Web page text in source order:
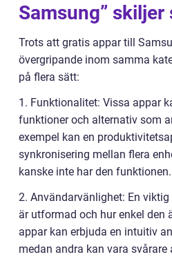
Samsung” skiljer
Trots att gratis appar till
övergripande inom samma
på flera sätt:
1. Funktionalitet: Vissa appar
funktioner och alternativ som
exempel kan en
synkronisering mellan flera
kanske inte har den funktionen.
2. Användarvänlighet: En
är utformad och hur enkel den
appar kan erbjuda en intuitiv
medan andra kan vara svårare